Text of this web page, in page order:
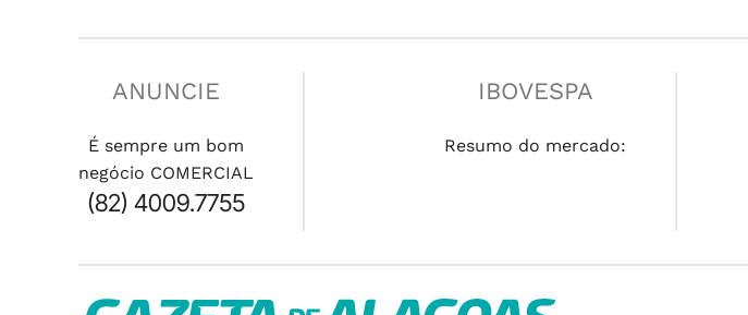
ANUNCIE
É sempre um bom
negócio COMERCIAL
(82) 4009.7755
IBOVESPA
Resumo do mercado: